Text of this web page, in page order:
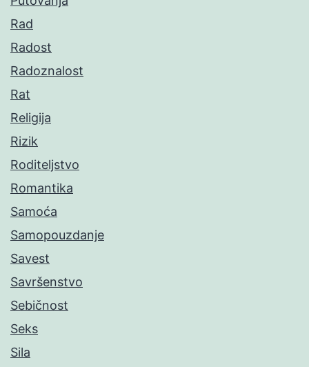
Rad
Radost
Radoznalost
Rat
Religija
Rizik
Roditeljstvo
Romantika
Samoća
Samopouzdanje
Savest
Savršenstvo
Sebičnost
Seks
Sila